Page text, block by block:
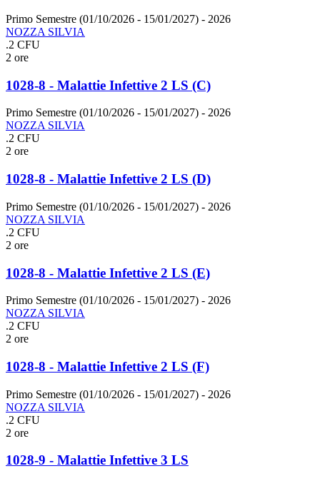
Primo Semestre (01/10/2026 - 15/01/2027) - 2026
NOZZA SILVIA
.2 CFU
2 ore
1028-8 - Malattie Infettive 2 LS (C)
Primo Semestre (01/10/2026 - 15/01/2027) - 2026
NOZZA SILVIA
.2 CFU
2 ore
1028-8 - Malattie Infettive 2 LS (D)
Primo Semestre (01/10/2026 - 15/01/2027) - 2026
NOZZA SILVIA
.2 CFU
2 ore
1028-8 - Malattie Infettive 2 LS (E)
Primo Semestre (01/10/2026 - 15/01/2027) - 2026
NOZZA SILVIA
.2 CFU
2 ore
1028-8 - Malattie Infettive 2 LS (F)
Primo Semestre (01/10/2026 - 15/01/2027) - 2026
NOZZA SILVIA
.2 CFU
2 ore
1028-9 - Malattie Infettive 3 LS